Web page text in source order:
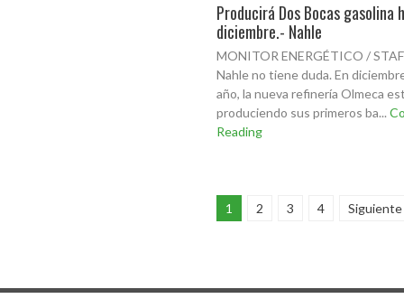
Producirá Dos Bocas gasolina
diciembre.- Nahle
MONITOR ENERGÉTICO /
Nahle no tiene duda. En
año, la nueva refinería Olmeca
produciendo sus primeros ba...
Reading
1 2 3 4 Siguiente